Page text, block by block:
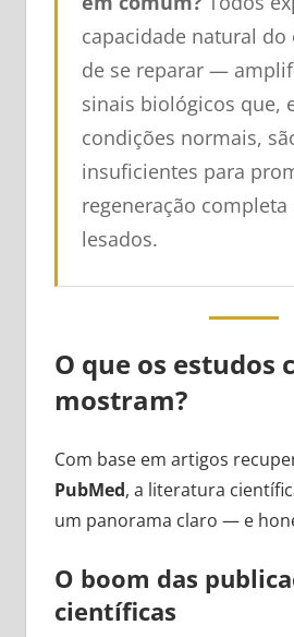
capacidade natural do
de se reparar —
sinais biológicos que,
condições normais,
insuficientes para
regeneração completa
lesados.
O que os estudos
mostram?
Com base em artigos
PubMed, a literatura
um panorama claro — e
O boom das
científicas